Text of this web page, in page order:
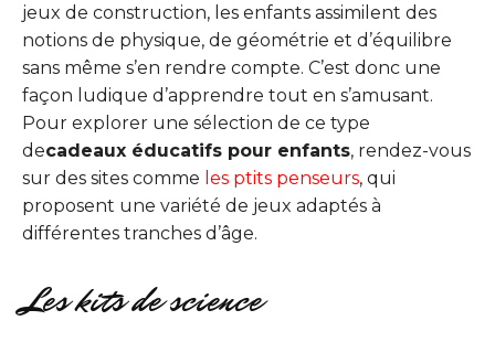
jeux de construction, les enfants assimilent des
notions de physique, de géométrie et d’équilibre
sans même s’en rendre compte. C’est donc une
façon ludique d’apprendre tout en s’amusant.
Pour explorer une sélection de ce type
decadeaux éducatifs pour enfants, rendez-vous
sur des sites comme les ptits penseurs, qui
proposent une variété de jeux adaptés à
différentes tranches d’âge.
Les kits de science